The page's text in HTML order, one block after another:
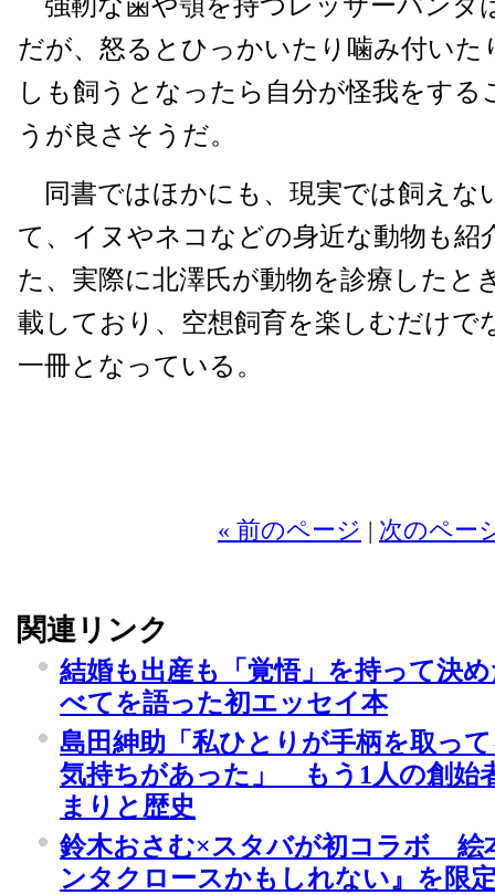
強靭な歯や顎を持つレッサーパンダ
だが、怒るとひっかいたり噛み付いた
しも飼うとなったら自分が怪我をする
うが良さそうだ。
同書ではほかにも、現実では飼えな
て、イヌやネコなどの身近な動物も紹
た、実際に北澤氏が動物を診療したと
載しており、空想飼育を楽しむだけで
一冊となっている。
« 前のページ | 次のペー
関連リンク
結婚も出産も「覚悟」を持って決
べてを語った初エッセイ本
島田紳助「私ひとりが手柄を取っ
気持ちがあった」 もう1人の創始
まりと歴史
鈴木おさむ×スタバが初コラボ 絵
ンタクロースかもしれない』を限